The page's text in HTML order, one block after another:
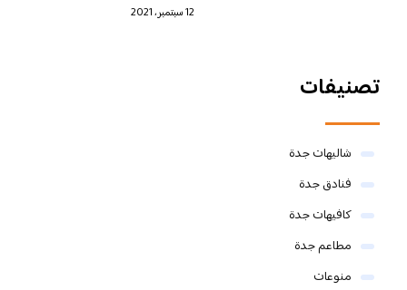
12 سبتمبر، 2021
تصنيفات
شاليهات جدة
فنادق جدة
كافيهات جدة
مطاعم جدة
منوعات